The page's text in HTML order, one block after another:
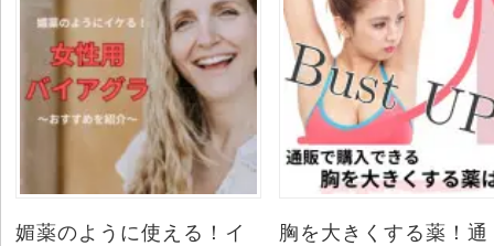
媚薬のように使える！イ
胸を大きくする薬！通